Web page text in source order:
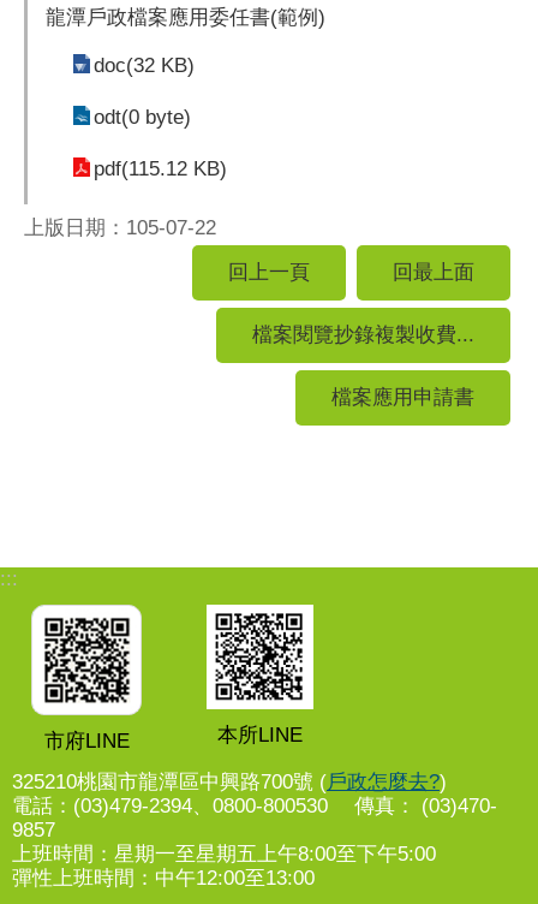
龍潭戶政檔案應用委任書(範例)
doc(32 KB)
odt(0 byte)
pdf(115.12 KB)
上版日期：105-07-22
回上一頁
回最上面
檔案閱覽抄錄複製收費...
檔案應用申請書
:::
市府LINE 本所LINE
325210桃園市龍潭區中興路700號 (戶政怎麼去?)
電話：(03)479-2394、0800-800530 傳真： (03)470-
9857
上班時間：星期一至星期五上午8:00至下午5:00
彈性上班時間：中午12:00至13:00